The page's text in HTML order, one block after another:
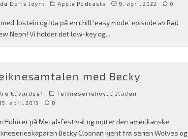
Doris Joynt Apple Podcasts 9. april 2022 0
Jostein og Ida på en chill ‘easy mode’ episode av Rad
Neon! Vi holder det low-key og...
med Becky
Edvardsen
Teikneseriehovudstaden
15. april 2015
0
Holm er på Metal-festival og møter den amerikanske
Becky Cloonan kjent fra serien Wolves og